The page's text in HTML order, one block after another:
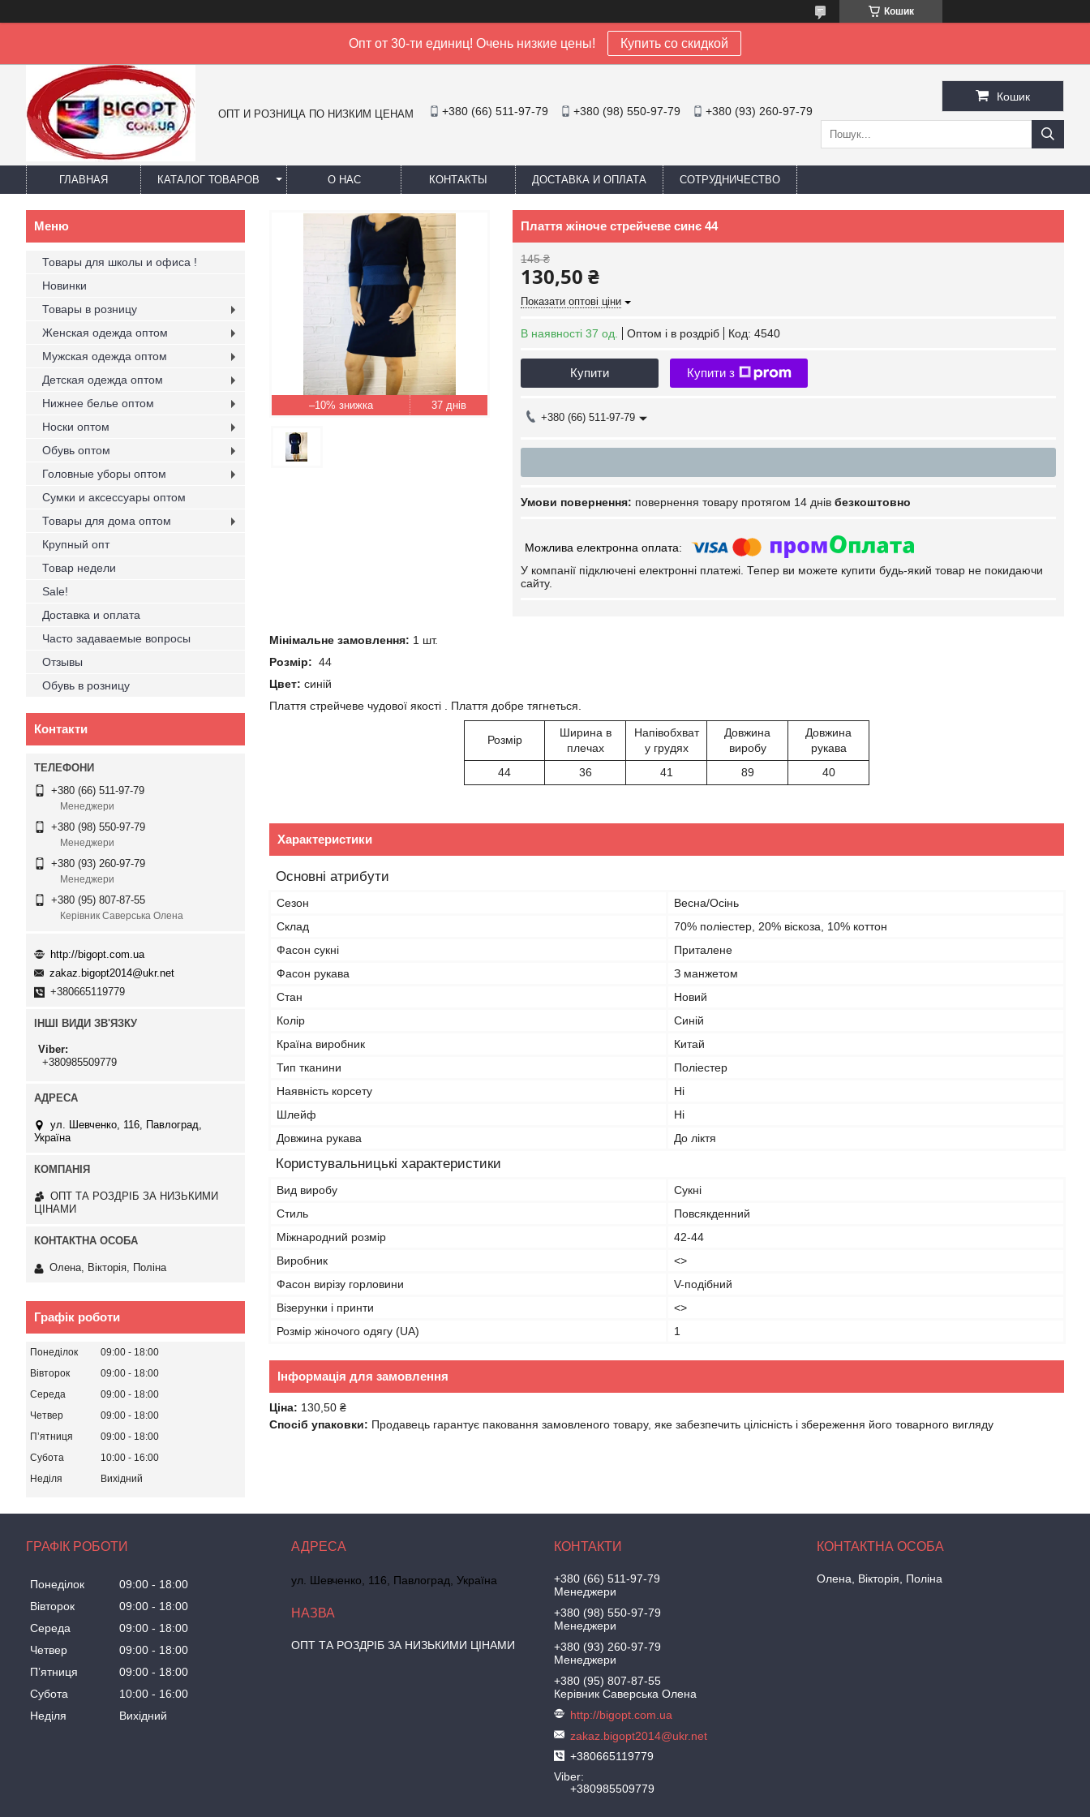
Кошик
Опт от 30-ти единиц! Очень низкие цены! Купить со скидкой
ОПТ И РОЗНИЦА ПО НИЗКИМ ЦЕНАМ +380 (66) 511-97-79 +380 (98) 550-97-79 +380 (93) 260-97-79
Кошик
ГЛАВНАЯ КАТАЛОГ ТОВАРОВ О НАС КОНТАКТЫ ДОСТАВКА И ОПЛАТА СОТРУДНИЧЕСТВО
–10% 37 днів
Плаття жіноче стрейчеве синє 44
145 ₴
130,50 ₴
Показати оптові ціни
В наявності 37 од. Оптом і в роздріб Код: 4540
Купити Купити з
+380 (66) 511-97-79
повернення товару протягом 14 днів безкоштовно
У компанії підключені електронні платежі. Тепер ви можете купити будь-який товар не покидаючи
сайту.
Мінімальне замовлення: 1 шт.
Розмір: 44
Цвет: синій
Плаття стрейчеве чудової якості . Плаття добре тягнеться.
Розмір
Ширина в
плечах
Напівобхват
у грудях
Довжина
виробу
Довжина
рукава
44
36 41 89 40
Характеристики
Основні атрибути
Сезон
Весна/Осінь
Склад
70% поліестер, 20% віскоза, 10% коттон
Фасон сукні
Приталене
Фасон рукава
З манжетом
Стан
Новий
Колір
Синій
Країна виробник
Китай
Тип тканини
Поліестер
Наявність корсету
Ні
Шлейф
Ні
Довжина рукава
До ліктя
Користувальницькі характеристики
Вид виробу
Сукні
Стиль
Повсякденний
Міжнародний розмір
42-44
Виробник
<>
Фасон вирізу горловини
V-подібний
Візерунки і принти
<>
Розмір жіночого одягу (UA)
1
Інформація для замовлення
Ціна: 130,50 ₴
Спосіб упаковки: Продавець гарантує паковання замовленого товару, яке забезпечить цілісність і збереження його товарного вигляду
Товары для школы и офиса !
Новинки
Товары в розницу
Женская одежда оптом
Мужская одежда оптом
Детская одежда оптом
Нижнее белье оптом
Носки оптом
Обувь оптом
Головные уборы оптом
Сумки и аксессуары оптом
Товары для дома оптом
Крупный опт
Товар недели
Sale!
Доставка и оплата
Часто задаваемые вопросы
Отзывы
Обувь в розницу
Контакти
+380 (66) 511-97-79
Менеджери
+380 (98) 550-97-79
Менеджери
+380 (93) 260-97-79
Менеджери
+380 (95) 807-87-55
Керівник Саверська Олена
http://bigopt.com.ua
zakaz.bigopt2014@ukr.net
+380665119779
ІНШІ ВИДИ ЗВ'ЯЗКУ
Viber
+380985509779
ул. Шевченко, 116, Павлоград,
Україна
ОПТ ТА РОЗДРІБ ЗА НИЗЬКИМИ
ЦІНАМИ
Олена, Вікторія, Поліна
Графік роботи
Понеділок 09:00
18:00
Вівторок
09:00
18:00
Середа
09:00
18:00
Четвер
09:00
18:00
Пʼятниця
09:00
18:00
Субота
10:00
16:00
Неділя
Вихідний
ГРАФІК РОБОТИ
Понеділок 09:00
18:00
Вівторок
09:00
18:00
Середа
09:00
18:00
Четвер
09:00
18:00
Пʼятниця
09:00
18:00
Субота
10:00
16:00
Неділя
Вихідний
ул. Шевченко, 116, Павлоград, Україна
ОПТ ТА РОЗДРІБ ЗА НИЗЬКИМИ ЦІНАМИ
+380 (66) 511-97-79
Менеджери
+380 (98) 550-97-79
Менеджери
+380 (93) 260-97-79
Менеджери
+380 (95) 807-87-55
Керівник Саверська Олена
http://bigopt.com.ua
zakaz.bigopt2014@ukr.net
+380665119779
Viber
+380985509779
Олена, Вікторія, Поліна